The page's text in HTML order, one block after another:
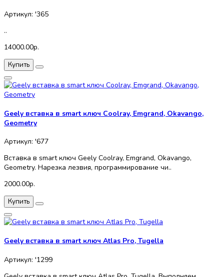
Артикул: '365
..
14000.00р.
Купить
Geely вставка в smart ключ Coolray, Emgrand, Okavango,
Geometry
Артикул: '677
Вставка в smart ключ Geely Coolray, Emgrand, Okavango,
Geometry. Нарезка лезвия, программирование чи..
2000.00р.
Купить
Geely вставка в smart ключ Atlas Pro, Tugella
Артикул: '1299